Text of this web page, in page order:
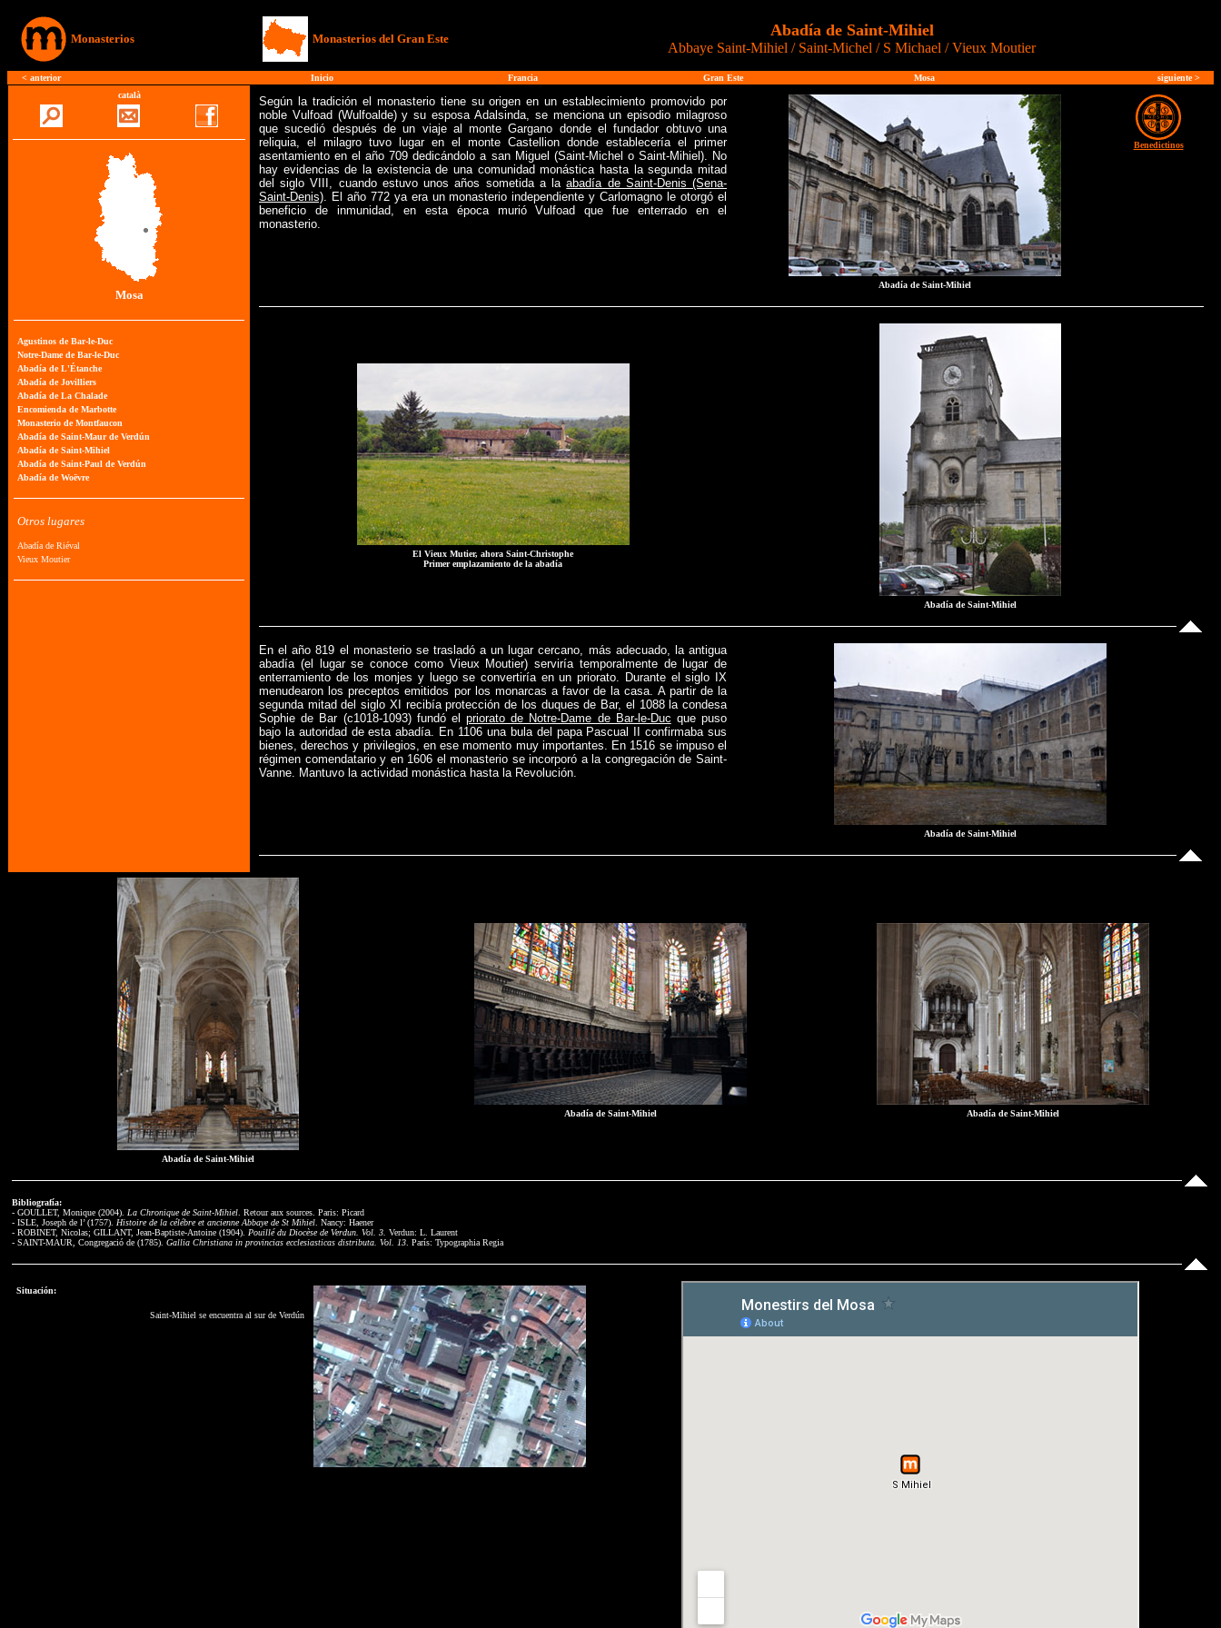
Monasterios Monasterios del Gran Este Abadía de Saint-Mihiel
Abbaye Saint-Mihiel / Saint-Michel / S Michael / Vieux Moutier
< anterior Inicio Francia Gran Este Mosa siguiente>
català
Mosa
Según la tradición el monasterio tiene su origen en un establecimiento promovido por
noble Vulfoad (Wulfoalde) y su esposa Adalsinda, se menciona un episodio milagroso
que sucedió después de un viaje al monte Gargano donde el fundador obtuvo una
reliquia, el milagro tuvo lugar en el monte Castellion donde establecería el primer
asentamiento en el año 709 dedicándolo a san Miguel (Saint-Michel o Saint-Mihiel). No
hay evidencias de la existencia de una comunidad monástica hasta la segunda mitad
del siglo VIII, cuando estuvo unos años sometida a laabadía de Saint-Denis (Sena-
Saint-Denis). El año 772 ya era un monasterio independiente y Carlomagno le otorgó el
beneficio de inmunidad, en esta época murió Vulfoad que fue enterrado en el
monasterio.
Abadía de Saint-Mihiel
Benedictinos
El Vieux Mutier, ahora Saint-Christophe
Primer emplazamiento de la abadía
Abadía de Saint-Mihiel
En el año 819 el monasterio se trasladó a un lugar cercano, más adecuado, la antigua
abadía (el lugar se conoce como Vieux Moutier) serviría temporalmente de lugar de
enterramiento de los monjes y luego se convertiría en un priorato. Durante el siglo IX
menudearon los preceptos emitidos por los monarcas a favor de la casa. A partir de la
segunda mitad del siglo XI recibía protección de los duques de Bar, el 1088 la condesa
Sophie de Bar (c1018-1093) fundó el priorato de Notre-Dame de Bar-le-Duc que puso
bajo la autoridad de esta abadía. En 1106 una bula del papa Pascual II confirmaba sus
bienes, derechos y privilegios, en ese momento muy importantes. En 1516 se impuso el
régimen comendatario y en 1606 el monasterio se incorporó a la congregación de Saint-
Vanne. Mantuvo la actividad monástica hasta la Revolución.
Abadía de Saint-Mihiel
Abadía de Saint-Mihiel
Abadía de Saint-Mihiel Abadía de Saint-Mihiel
Bibliografía:
- GOULLET, Monique (2004). La Chronique de Saint-Mihiel . Retour aux sources. Paris: Picard
- ISLE, Joseph de l’ (1757). Histoire de la célébre et ancienne Abbaye de St Mihiel . Nancy: Haener
- ROBINET, Nicolas; GILLANT, Jean-Baptiste-Antoine (1904). Pouillé du Diocèse de Verdun. Vol. 3. Verdun: L. Laurent
- SAINT-MAUR, Congregació de (1785). Gallia Christiana in provincias ecclesiasticas distributa. Vol. 13 . París: Typographia Regia
Situación:
Saint-Mihiel se encuentra al sur de Verdún